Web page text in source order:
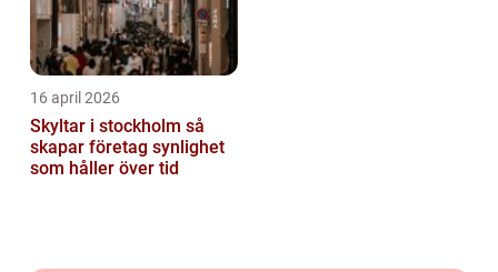
16 april 2026
Skyltar i stockholm så
skapar företag synlighet
som håller över tid